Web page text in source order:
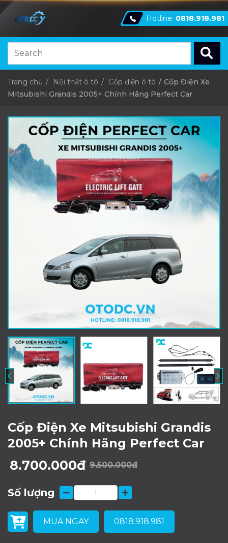
Hotline: 0818.918.981
Trang chủ Nội thất ô tô Cốp điện ô tô
Cốp Điện Xe
Mitsubishi Grandis 2005+ Chính Hãng Perfect Car
‹ ›
Cốp Điện Xe Mitsubishi Grandis
2005+ Chính Hãng Perfect Car
8.700.000đ 9.500.000đ
Số lượng
MUA NGAY 0818.918.981